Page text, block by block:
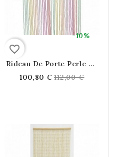
-10%
favorite_border
Rideau De Porte Perle De
Bois Multicolore | 60
Pendants Séparation De
100,80 € Regular
112,00 €